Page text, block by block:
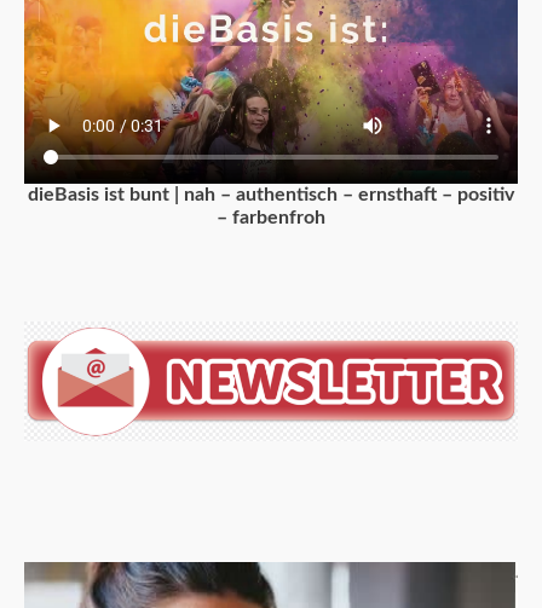
dieBasis ist bunt | nah – authentisch – ernsthaft – positiv
– farbenfroh